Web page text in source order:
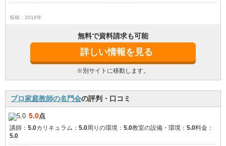
投稿：2018年
無料で資料請求も可能
詳しい情報を見る
※別サイトに移動します。
プロ家庭教師の名門会の評判・口コミ
5.0点
講師： 5.0カリキュラム： 5.0周りの環境： 5.0教室の設備・環境： 5.0料金：
5.0